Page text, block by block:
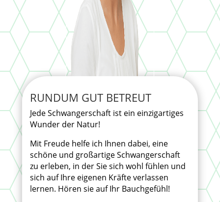
RUNDUM GUT BETREUT
Jede Schwangerschaft ist ein einzigartiges
Wunder der Natur!
Mit Freude helfe ich Ihnen dabei, eine
schöne und großartige Schwangerschaft
zu erleben, in der Sie sich wohl fühlen und
sich auf Ihre eigenen Kräfte verlassen
lernen. Hören sie auf Ihr Bauchgefühl!